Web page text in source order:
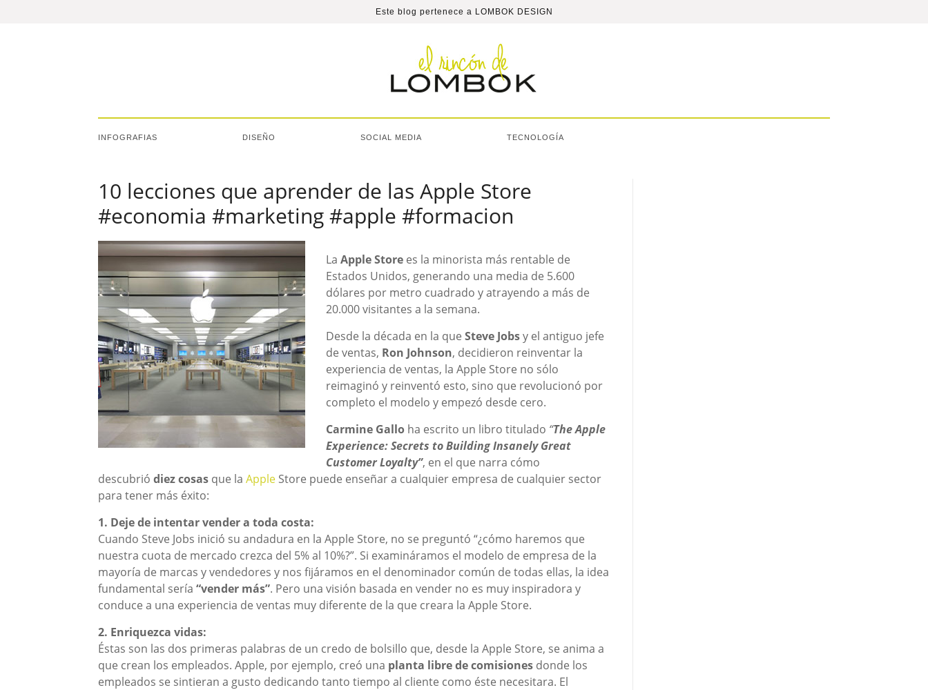
Este blog pertenece a LOMBOK DESIGN
INFOGRAFIAS DISEÑO SOCIAL MEDIA TECNOLOGÍA
10 lecciones que aprender de las Apple Store
#economia #marketing #apple #formacion
La Apple Store es la minorista más rentable de
Estados Unidos, generando una media de 5.600
dólares por metro cuadrado y atrayendo a más de
20.000 visitantes a la semana.
Desde la década en la que Steve Jobsy el antiguo jefe
de ventas, Ron Johnson, decidieron reinventar la
experiencia de ventas, la Apple Store no sólo
reimaginó y reinventó esto, sino que revolucionó por
completo el modelo y empezó desde cero.
Carmine Gallo ha escrito un libro titulado “The Apple
Experience: Secrets to Building Insanely Great
Customer Loyalty”, en el que narra cómo
descubrió diez cosas que la Apple Store puede enseñar a cualquier empresa de cualquier sector
para tener más éxito:
1. Deje de intentar vender a toda costa:
Cuando Steve Jobs inició su andadura en la Apple Store, no se preguntó “¿cómo haremos que
nuestra cuota de mercado crezca del 5% al 10%?”. Si examináramos el modelo de empresa de la
mayoría de marcas y vendedores y nos fijáramos en el denominador común de todas ellas, la idea
fundamental sería “vender más”. Pero una visión basada en vender no es muy inspiradora y
conduce a una experiencia de ventas muy diferente de la que creara la Apple Store.
2. Enriquezca vidas:
Éstas son las dos primeras palabras de un credo de bolsillo que, desde la Apple Store, se anima a
que crean los empleados. Apple, por ejemplo, creó una planta libre de comisiones donde los
empleados se sintieran a gusto dedicando tanto tiempo al cliente como éste necesitara. El